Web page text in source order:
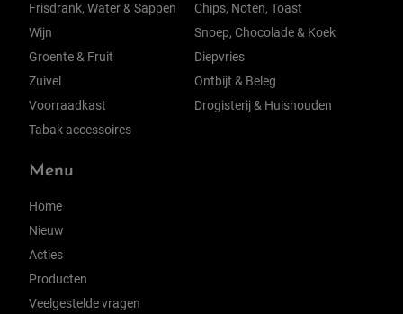
Frisdrank, Water & Sappen
Wijn
Groente & Fruit
Zuivel
Voorraadkast
Tabak accessoires
Chips, Noten, Toast
Snoep, Chocolade & Koek
Diepvries
Ontbijt & Beleg
Drogisterij & Huishouden
Menu
Home
Nieuw
Acties
Producten
Veelgestelde vragen